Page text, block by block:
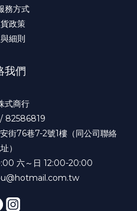
務方式
政策
細則
我們
式商行
82586819
街76巷7-2號1樓（同公司聯絡
）
六～日 12:00-20:00